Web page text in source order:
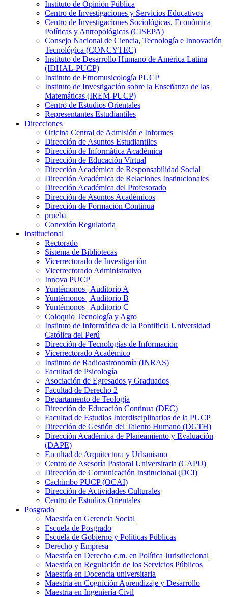
Instituto de Opinión Pública
Centro de Investigaciones y Servicios Educativos
Centro de Investigaciones Sociológicas, Económica
Políticas y Antropológicas (CISEPA)
Consejo Nacional de Ciencia, Tecnología e Innovación
Tecnológica (CONCYTEC)
Instituto de Desarrollo Humano de América Latina
(IDHAL-PUCP)
Instituto de Etnomusicología PUCP
Instituto de Investigación sobre la Enseñanza de las
Matemáticas (IREM-PUCP)
Centro de Estudios Orientales
Representantes Estudiantiles
Direcciones
Oficina Central de Admisión e Informes
Dirección de Asuntos Estudiantiles
Dirección de Informática Académica
Dirección de Educación Virtual
Dirección Académica de Responsabilidad Social
Dirección Académica de Relaciones Institucionales
Dirección Académica del Profesorado
Dirección de Asuntos Académicos
Dirección de Formación Continua
prueba
Conexión Regulatoria
Institucional
Rectorado
Sistema de Bibliotecas
Vicerrectorado de Investigación
Vicerrectorado Administrativo
Innova PUCP
Yuntémonos | Auditorio A
Yuntémonos | Auditorio B
Yuntémonos | Auditorio C
Coloquio Tecnología y Agro
Instituto de Informática de la Pontificia Universidad
Católica del Perú
Dirección de Tecnologías de Información
Vicerrectorado Académico
Instituto de Radioastronomía (INRAS)
Facultad de Psicología
Asociación de Egresados y Graduados
Facultad de Derecho 2
Departamento de Teología
Dirección de Educación Continua (DEC)
Facultad de Estudios Interdisciplinarios de la PUCP
Dirección de Gestión del Talento Humano (DGTH)
Dirección Académica de Planeamiento y Evaluación
(DAPE)
Facultad de Arquitectura y Urbanismo
Centro de Asesoría Pastoral Universitaria (CAPU)
Dirección de Comunicación Institucional (DCI)
Cachimbo PUCP (OCAI)
Dirección de Actividades Culturales
Centro de Estudios Orientales
Posgrado
Maestría en Gerencia Social
Escuela de Posgrado
Escuela de Gobierno y Políticas Públicas
Derecho y Empresa
Maestría en Derecho c.m. en Política Jurisdiccional
Maestría en Regulación de los Servicios Públicos
Maestría en Docencia universitaria
Maestría en Cognición Aprendizaje y Desarrollo
Maestría en Ingeniería Civil